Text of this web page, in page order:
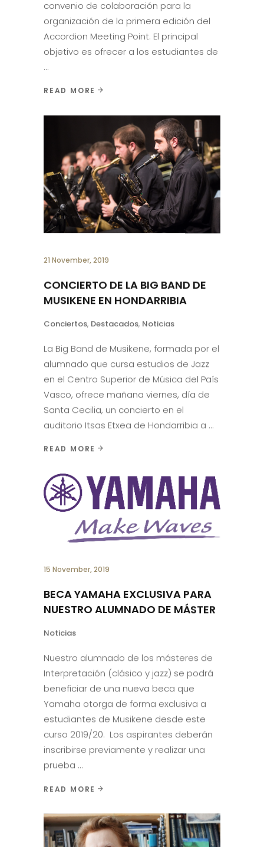
convenio de colaboración para la
organización de la primera edición del
Accordion Meeting Point. El principal
objetivo es ofrecer a los estudiantes de
READ MORE
21 November, 2019
CONCIERTO DE LA BIG BAND DE
MUSIKENE EN HONDARRIBIA
Conciertos, Destacados, Noticias
La Big Band de Musikene, formada por el
alumnado que cursa estudios de Jazz
en el Centro Superior de Música del País
Vasco, ofrece mañana viernes, día de
Santa Cecilia, un concierto en el
auditorio Itsas Etxea de Hondarribia a
READ MORE
15 November, 2019
BECA YAMAHA EXCLUSIVA PARA
NUESTRO ALUMNADO DE MÁSTER
Noticias
Nuestro alumnado de los másteres de
Interpretación (clásico y jazz) se podrá
beneficiar de una nueva beca que
Yamaha otorga de forma exclusiva a
estudiantes de Musikene desde este
curso 2019/20. Los aspirantes deberán
inscribirse previamente y realizar una
prueba
READ MORE